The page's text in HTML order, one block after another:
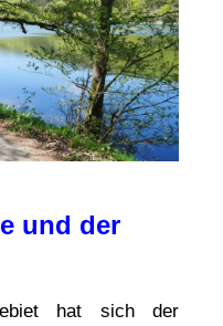
und der
hat sich der